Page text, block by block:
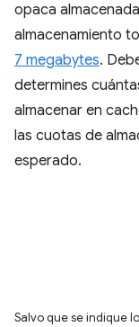
opaca
almacenamiento
7 megabytes.
determines
almacenar en
las cuotas de
esperado.
Salvo que se indique